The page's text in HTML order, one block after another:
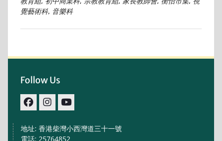
覺藝術科, 音樂科
Follow Us
地址: 香港柴灣小西灣道三十一號
電話: 25764852